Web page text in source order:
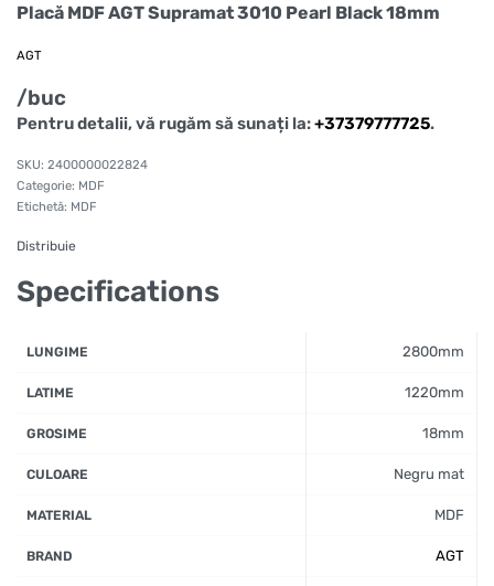
Placă MDF AGT Supramat 3010 Pearl Black 18mm
AGT
/buc
Pentru detalii, vă rugăm să sunați la:+37379777725.
2400000022824
Categorie: MDF
Etichetă: MDF
Distribuie
Specifications
LUNGIME 2800mm
LATIME 1220mm
GROSIME 18mm
CULOARE Negru mat
MATERIAL MDF
BRAND AGT